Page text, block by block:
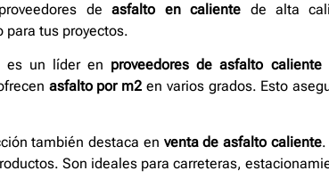
deasfalto en caliente de alta
para tus proyectos.
es un líder en proveedores de asfalto caliente
asfalto por m2 en varios grados. Esto
también destaca en venta de asfalto caliente.
Son ideales para carreteras,